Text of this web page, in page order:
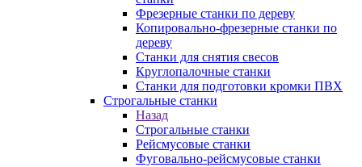
Фрезерные станки по дереву
Копировально-фрезерные станки по
дереву
Станки для снятия свесов
Круглопалочные станки
Станки для подготовки кромки ПВХ
Строгальные станки
Назад
Строгальные станки
Рейсмусовые станки
Фуговально-рейсмусовые станки